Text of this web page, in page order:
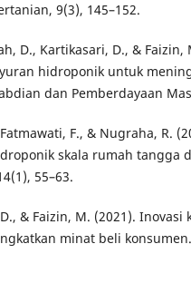
9(3), 145–152.
D., Kartikasari, D., & Faizin,
hidroponik untuk
dan Pemberdayaan
F., & Nugraha, R.
skala rumah tangga
55–63.
& Faizin, M. (2021).
minat beli